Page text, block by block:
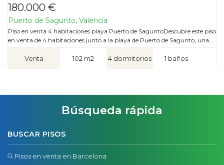
180.000 €
Puerto de Sagunto, Valencia
Piso en venta 4 habitaciones playa Puerto de SaguntoDescubre este piso
en venta de 4 habitaciones junto a la playa de Puerto de Sagunto, una...
Venta 102 m2 4 dormitorios 1 baños
Búsqueda rápida
BUSCAR PISOS
Pisos en venta en Barcelona